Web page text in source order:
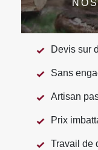
Devis sur
Sans
Artisan
Prix
Travail de